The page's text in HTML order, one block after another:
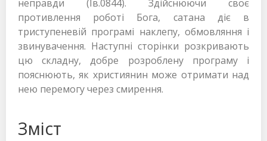
неправди (Ів.0844). Здійснюючи своє
противлення роботі Бога, сатана діє в
триступеневій програмі наклепу, обмовляння і
звинувачення. Наступні сторінки розкривають
цю складну, добре розроблену програму і
пояснюють, як християнин може отримати над
нею перемогу через смирення.
Зміст